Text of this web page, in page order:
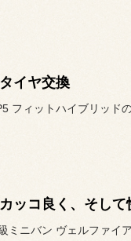
タイヤ交換
ミニバン ヴェルファイ